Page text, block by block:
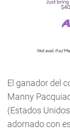
El ganador del
Manny
(Estados
adornado con